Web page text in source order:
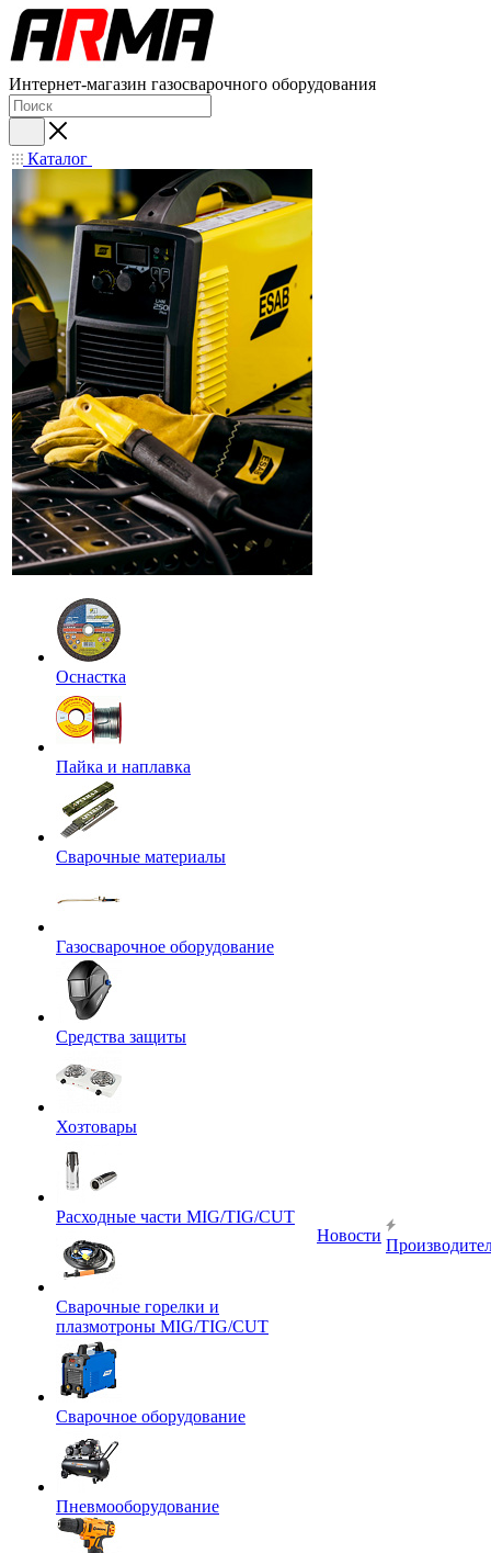
Интернет-магазин газосварочного оборудования
Каталог
Оснастка
Пайка и наплавка
Сварочные материалы
Газосварочное оборудование
Средства защиты
Хозтовары
Расходные части MIG/TIG/CUT
Сварочные горелки и
плазмотроны MIG/TIG/CUT
Сварочное оборудование
Пневмооборудование
Новости